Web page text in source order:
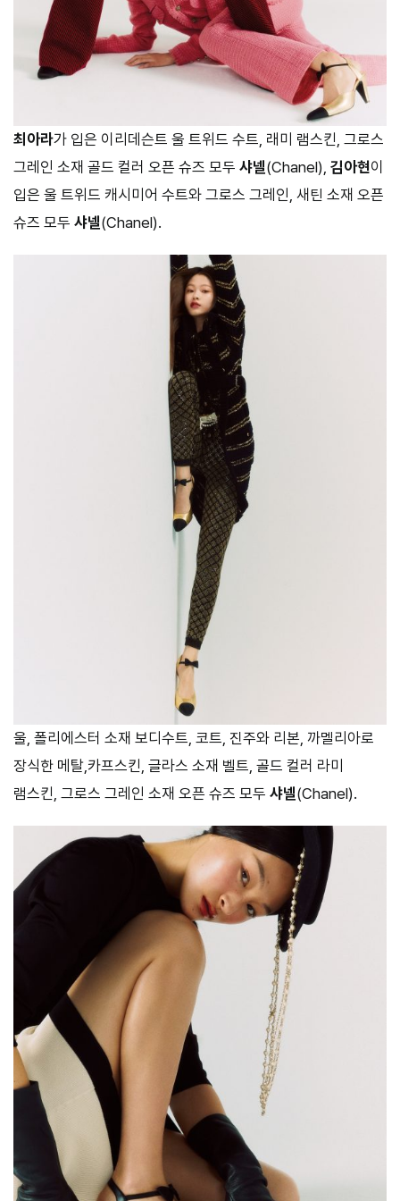
최아라가 입은 이리데슨트 울 트위드 수트, 래미 램스킨, 그로스
그레인 소재 골드 컬러 오픈 슈즈 모두 샤넬(Chanel), 김아현이
입은 울 트위드 캐시미어 수트와 그로스 그레인, 새틴 소재 오픈
슈즈 모두 샤넬(Chanel).
울, 폴리에스터 소재 보디수트, 코트, 진주와 리본, 까멜리아로
장식한 메탈,카프스킨, 글라스 소재 벨트, 골드 컬러 라미
램스킨, 그로스 그레인 소재 오픈 슈즈 모두 샤넬(Chanel).